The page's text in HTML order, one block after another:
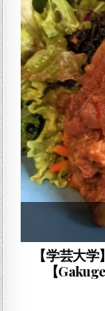
【学芸大
【